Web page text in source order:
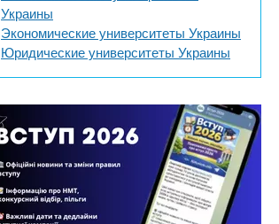
Украины
Экономические университеты Украины
Юридические университеты Украины